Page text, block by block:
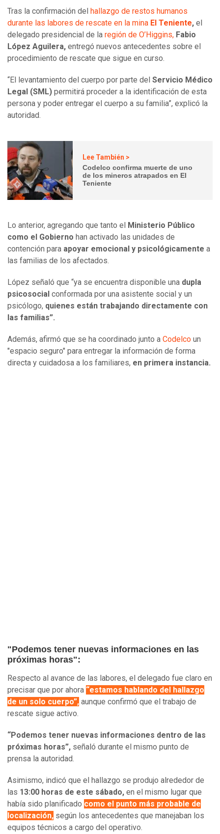
Tras la confirmación del hallazgo de restos humanos
durante las labores de rescate en la mina El Teniente, el
delegado presidencial de la región de O’Higgins, Fabio
López Aguilera, entregó nuevos antecedentes sobre el
procedimiento de rescate que sigue en curso.
“El levantamiento del cuerpo por parte del Servicio Médico
Legal (SML) permitirá proceder a la identificación de esta
persona y poder entregar el cuerpo a su familia”, explicó la
autoridad.
Lee También >
Codelco confirma muerte de uno
de los mineros atrapados en El
Teniente
Lo anterior, agregando que tanto el Ministerio Público
como el Gobierno han activado las unidades de
contención para apoyar emocional y psicológicamente a
las familias de los afectados.
López señaló que “ya se encuentra disponible una dupla
psicosocial conformada por una asistente social y un
psicólogo, quienes están trabajando directamente con
las familias”.
Además, afirmó que se ha coordinado junto a Codelco un
"espacio seguro" para entregar la información de forma
directa y cuidadosa a los familiares, en primera instancia.
"Podemos tener nuevas informaciones en las
próximas horas":
Respecto al avance de las labores, el delegado fue claro en
precisar que por ahora “estamos hablando del hallazgo
de un solo cuerpo”, aunque confirmó que el trabajo de
rescate sigue activo.
“Podemos tener nuevas informaciones dentro de las
próximas horas”, señaló durante el mismo punto de
prensa la autoridad.
Asimismo, indicó que el hallazgo se produjo alrededor de
las 13:00 horas de este sábado, en el mismo lugar que
había sido planificado como el punto más probable de
localización, según los antecedentes que manejaban los
equipos técnicos a cargo del operativo.